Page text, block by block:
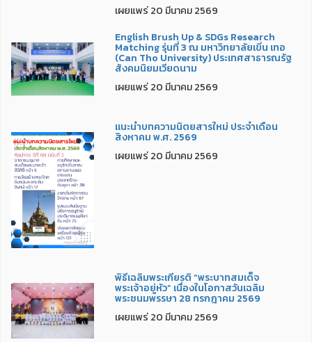
เผยแพร่ 20 มีนาคม 2569
English Brush Up & SDGs Research
Matching รุ่นที่ 3 ณ มหาวิทยาลัยเขิ่น เทอ
(Can Tho University) ประเทศสาธารณรัฐ
สังคมนิยมเวียดนาม
เผยแพร่ 20 มีนาคม 2569
แนะนำบทความนิตยสารใหม่ ประจำเดือน
สิงหาคม พ.ศ. 2569
เผยแพร่ 20 มีนาคม 2569
พิธีเฉลิมพระเกียรติ “พระบาทสมเด็จ
พระเจ้าอยู่หัว” เนื่องในโอกาสวันเฉลิม
พระชนมพรรษา 28 กรกฎาคม 2569
เผยแพร่ 20 มีนาคม 2569